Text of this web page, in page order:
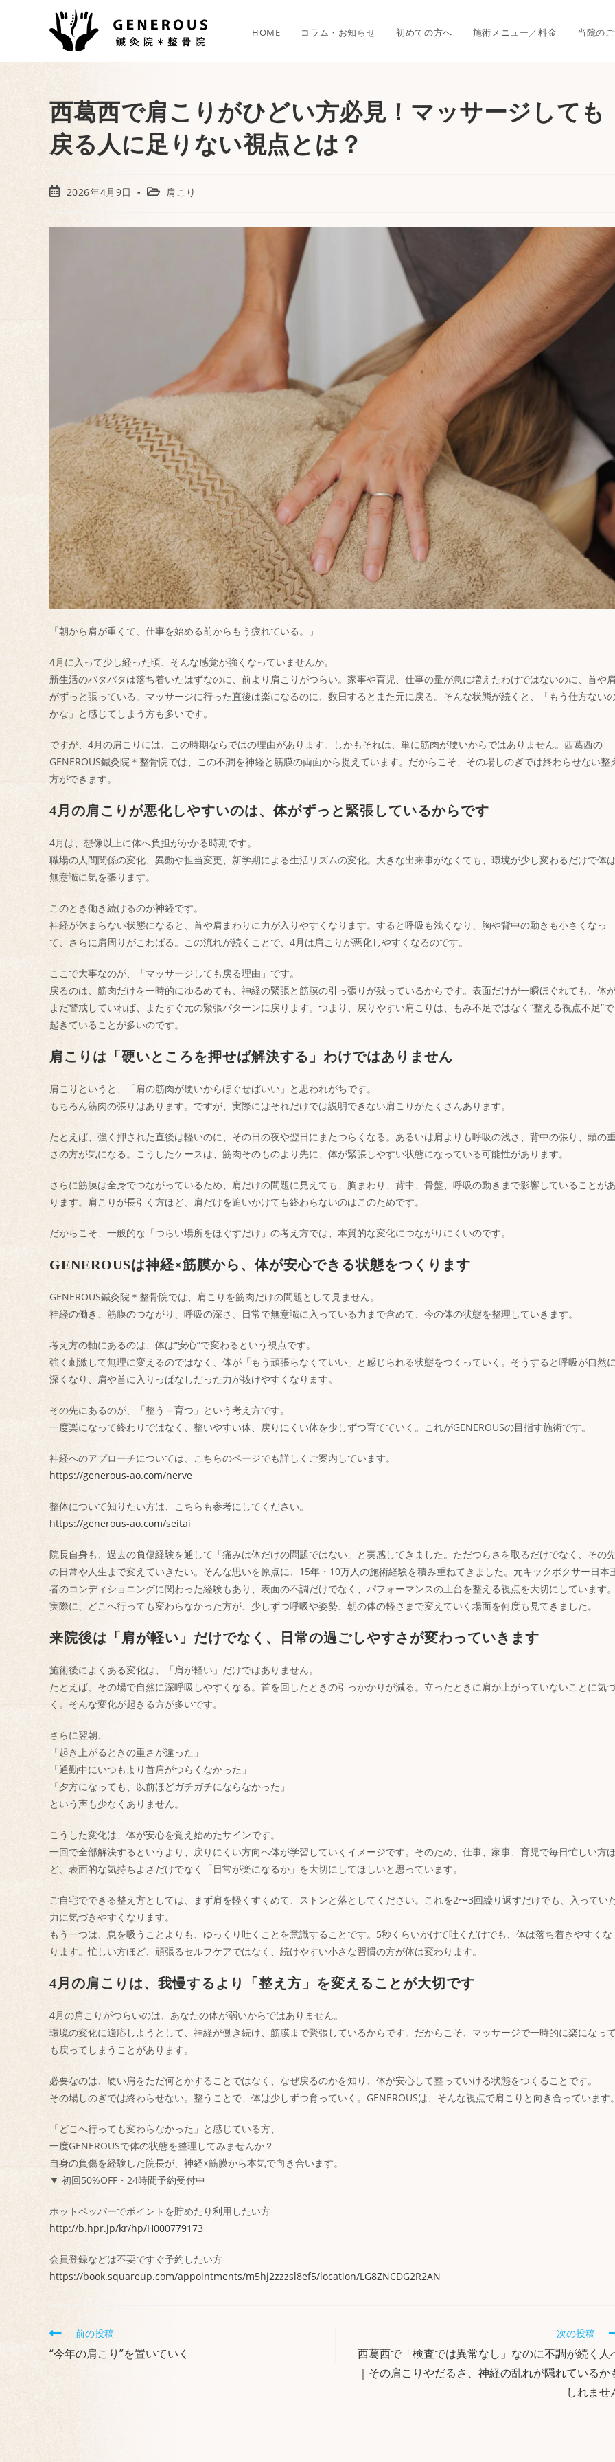
HOME コラム・お知らせ 初めての方へ 施術メニュー／料金 当院の
西葛西で肩こりがひどい方必見！マッサージしても
戻る人に足りない視点とは？
2026年4月9日 肩こり
「朝から肩が重くて、仕事を始める前からもう疲れている。」
4月に入って少し経った頃、そんな感覚が強くなっていませんか。
新生活のバタバタは落ち着いたはずなのに、前より肩こりがつらい。家事や育児、仕事の量が急に増えたわけではないのに、首や
がずっと張っている。マッサージに行った直後は楽になるのに、数日するとまた元に戻る。そんな状態が続くと、「もう仕方ない
かな」と感じてしまう方も多いです。
ですが、4月の肩こりには、この時期ならではの理由があります。しかもそれは、単に筋肉が硬いからではありません。西葛西の
GENEROUS鍼灸院＊整骨院では、この不調を神経と筋膜の両面から捉えています。だからこそ、その場しのぎでは終わらせない整
方ができます。
4月の肩こりが悪化しやすいのは、体がずっと緊張しているからです
4月は、想像以上に体へ負担がかかる時期です。
職場の人間関係の変化、異動や担当変更、新学期による生活リズムの変化。大きな出来事がなくても、環境が少し変わるだけで体
無意識に気を張ります。
このとき働き続けるのが神経です。
神経が休まらない状態になると、首や肩まわりに力が入りやすくなります。すると呼吸も浅くなり、胸や背中の動きも小さくなっ
て、さらに肩周りがこわばる。この流れが続くことで、4月は肩こりが悪化しやすくなるのです。
ここで大事なのが、「マッサージしても戻る理由」です。
戻るのは、筋肉だけを一時的にゆるめても、神経の緊張と筋膜の引っ張りが残っているからです。表面だけが一瞬ほぐれても、体
まだ警戒していれば、またすぐ元の緊張パターンに戻ります。つまり、戻りやすい肩こりは、もみ不足ではなく“整える視点不足”で
起きていることが多いのです。
肩こりは「硬いところを押せば解決する」わけではありません
肩こりというと、「肩の筋肉が硬いからほぐせばいい」と思われがちです。
もちろん筋肉の張りはあります。ですが、実際にはそれだけでは説明できない肩こりがたくさんあります。
たとえば、強く押された直後は軽いのに、その日の夜や翌日にまたつらくなる。あるいは肩よりも呼吸の浅さ、背中の張り、頭の
さの方が気になる。こうしたケースは、筋肉そのものより先に、体が緊張しやすい状態になっている可能性があります。
さらに筋膜は全身でつながっているため、肩だけの問題に見えても、胸まわり、背中、骨盤、呼吸の動きまで影響していることが
ります。肩こりが長引く方ほど、肩だけを追いかけても終わらないのはこのためです。
だからこそ、一般的な「つらい場所をほぐすだけ」の考え方では、本質的な変化につながりにくいのです。
GENEROUSは神経×筋膜から、体が安心できる状態をつくります
GENEROUS鍼灸院＊整骨院では、肩こりを筋肉だけの問題として見ません。
神経の働き、筋膜のつながり、呼吸の深さ、日常で無意識に入っている力まで含めて、今の体の状態を整理していきます。
考え方の軸にあるのは、体は“安心”で変わるという視点です。
強く刺激して無理に変えるのではなく、体が「もう頑張らなくていい」と感じられる状態をつくっていく。そうすると呼吸が自然
深くなり、肩や首に入りっぱなしだった力が抜けやすくなります。
その先にあるのが、「整う＝育つ」という考え方です。
一度楽になって終わりではなく、整いやすい体、戻りにくい体を少しずつ育てていく。これがGENEROUSの目指す施術です。
神経へのアプローチについては、こちらのページでも詳しくご案内しています。
https://generous-ao.com/nerve
整体について知りたい方は、こちらも参考にしてください。
https://generous-ao.com/seitai
院長自身も、過去の負傷経験を通して「痛みは体だけの問題ではない」と実感してきました。ただつらさを取るだけでなく、その
の日常や人生まで変えていきたい。そんな思いを原点に、15年・10万人の施術経験を積み重ねてきました。元キックボクサー日本
者のコンディショニングに関わった経験もあり、表面の不調だけでなく、パフォーマンスの土台を整える視点を大切にしています
実際に、どこへ行っても変わらなかった方が、少しずつ呼吸や姿勢、朝の体の軽さまで変えていく場面を何度も見てきました。
来院後は「肩が軽い」だけでなく、日常の過ごしやすさが変わっていきます
施術後によくある変化は、「肩が軽い」だけではありません。
たとえば、その場で自然に深呼吸しやすくなる。首を回したときの引っかかりが減る。立ったときに肩が上がっていないことに気
く。そんな変化が起きる方が多いです。
さらに翌朝、
「起き上がるときの重さが違った」
「通勤中にいつもより首肩がつらくなかった」
「夕方になっても、以前ほどガチガチにならなかった」
という声も少なくありません。
こうした変化は、体が安心を覚え始めたサインです。
一回で全部解決するというより、戻りにくい方向へ体が学習していくイメージです。そのため、仕事、家事、育児で毎日忙しい方
ど、表面的な気持ちよさだけでなく「日常が楽になるか」を大切にしてほしいと思っています。
ご自宅でできる整え方としては、まず肩を軽くすくめて、ストンと落としてください。これを2〜3回繰り返すだけでも、入ってい
力に気づきやすくなります。
もう一つは、息を吸うことよりも、ゆっくり吐くことを意識することです。5秒くらいかけて吐くだけでも、体は落ち着きやすくな
ります。忙しい方ほど、頑張るセルフケアではなく、続けやすい小さな習慣の方が体は変わります。
4月の肩こりは、我慢するより「整え方」を変えることが大切です
4月の肩こりがつらいのは、あなたの体が弱いからではありません。
環境の変化に適応しようとして、神経が働き続け、筋膜まで緊張しているからです。だからこそ、マッサージで一時的に楽になっ
も戻ってしまうことがあります。
必要なのは、硬い肩をただ何とかすることではなく、なぜ戻るのかを知り、体が安心して整っていける状態をつくることです。
その場しのぎでは終わらせない。整うことで、体は少しずつ育っていく。GENEROUSは、そんな視点で肩こりと向き合っています
「どこへ行っても変わらなかった」と感じている方、
一度GENEROUSで体の状態を整理してみませんか？
自身の負傷を経験した院長が、神経×筋膜から本気で向き合います。
▼ 初回50%OFF・24時間予約受付中
ホットペッパーでポイントを貯めたり利用したい方
http://b.hpr.jp/kr/hp/H000779173
会員登録などは不要ですぐ予約したい方
https://book.squareup.com/appointments/m5hj2zzzsl8ef5/location/LG8ZNCDG2R2AN
前の投稿
“今年の肩こり”を置いていく
次の投稿
西葛西で「検査では異常なし」なのに不調が続く人
｜その肩こりやだるさ、神経の乱れが隠れているか
しれませ